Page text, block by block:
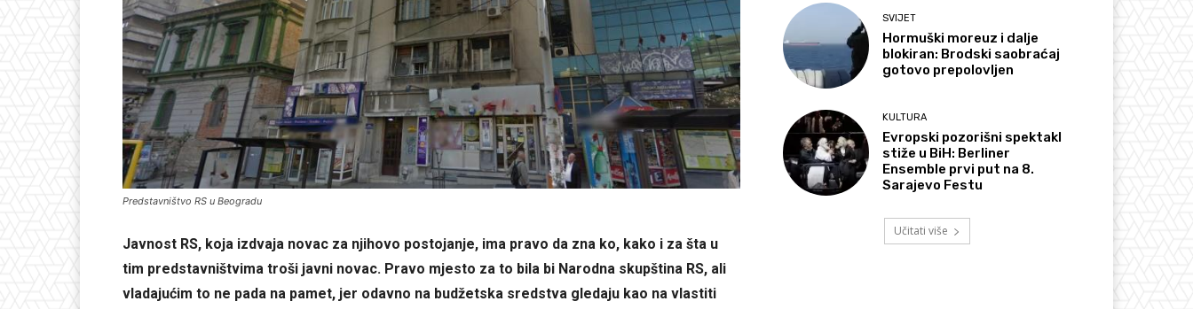
Predstavništvo RS u Beogradu
Javnost RS, koja izdvaja novac za njihovo postojanje, ima pravo da zna ko, kako i za šta u
tim predstavništvima troši javni novac. Pravo mjesto za to bila bi Narodna skupština RS, ali
vladajućim to ne pada na pamet, jer odavno na budžetska sredstva gledaju kao na vlastiti
SVIJET
Hormuški moreuz i dalje
blokiran: Brodski saobraćaj
gotovo prepolovljen
KULTURA
Evropski pozorišni spektakl
stiže u BiH: Berliner
Ensemble prvi put na 8.
Sarajevo Festu
Učitati više